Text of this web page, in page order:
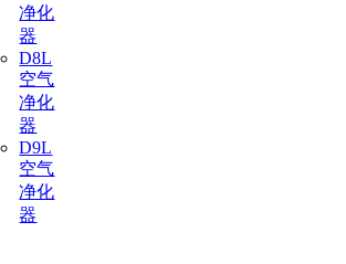
净化
器
D8L
空气
净化
器
D9L
空气
净化
器